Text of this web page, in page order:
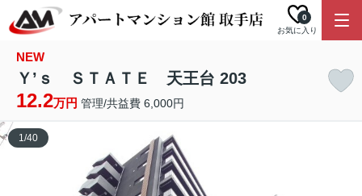
お気に入り
0
NEW
Ｙ’ｓ ＳＴＡＴＥ 天王台 203
12.2万円 管理/共益費 6,000円
1/40